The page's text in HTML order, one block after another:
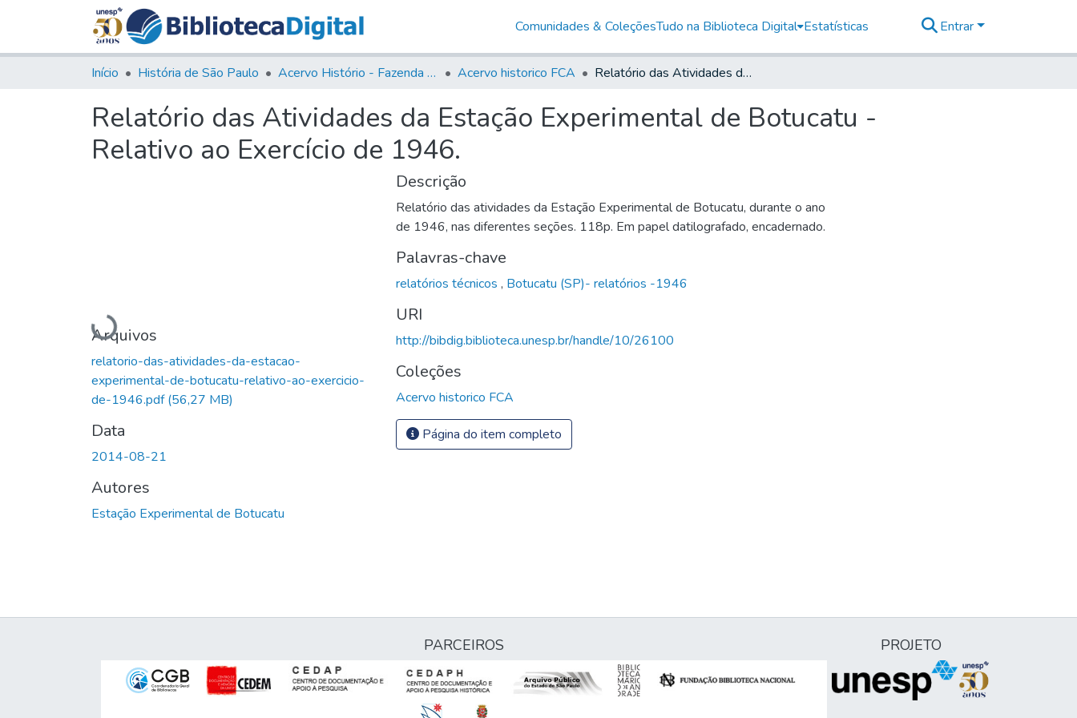
Comunidades & ColeçõesTudo na Biblioteca Digital Estatísticas Entrar
Início História de São Paulo Acervo Histório - Fazenda Lageado Acervo historico FCA Relatório das Atividades da Estação Experimental de Botucatu - Relativo ao Exercício de 1946.
Relatório das Atividades da Estação Experimental de Botucatu -
Relativo ao Exercício de 1946.
Carregando...
Arquivos
relatorio-das-atividades-da-estacao-
experimental-de-botucatu-relativo-ao-exercicio-
de-1946.pdf(56,27 MB)
Data
2014-08-21
Autores
Estação Experimental de Botucatu
Descrição
Relatório das atividades da Estação Experimental de Botucatu, durante o ano
de 1946, nas diferentes seções. 118p. Em papel datilografado, encadernado.
Palavras-chave
relatórios técnicos , Botucatu (SP)- relatórios -1946
URI
http://bibdig.biblioteca.unesp.br/handle/10/26100
Coleções
Acervo historico FCA
Página do item completo
PARCEIROS PROJETO